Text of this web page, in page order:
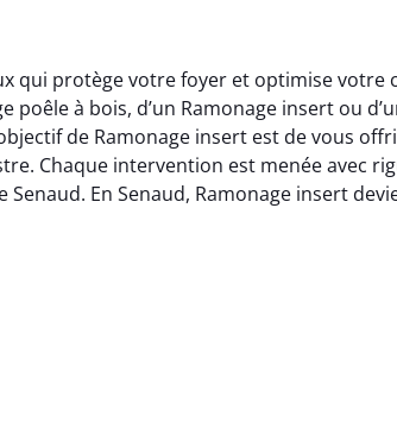
qui protège votre foyer et optimise votre
poêle à bois, d’un Ramonage insert ou
de Ramonage insert est de vous
Chaque intervention est menée avec
En Senaud, Ramonage insert